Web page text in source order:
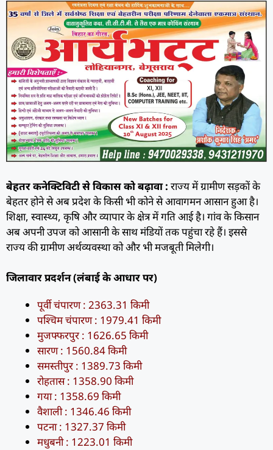
बेहतर कनेक्टिविटी से विकास को बढ़ावा : राज्य में ग्रामीण सड़कों के
बेहतर होने से अब प्रदेश के किसी भी कोने से आवागमन आसान हुआ है।
शिक्षा, स्वास्थ्य, कृषि और व्यापार के क्षेत्र में गति आई है। गांव के किसान
अब अपनी उपज को आसानी के साथ मंडियों तक पहुंचा रहे हैं। इससे
राज्य की ग्रामीण अर्थव्यवस्था को और भी मजबूती मिलेगी।
जिलावार प्रदर्शन (लंबाई के आधार पर)
पूर्वी चंपारण : 2363.31 किमी
पश्चिम चंपारण : 1979.41 किमी
मुजफ्फरपुर : 1626.65 किमी
सारण : 1560.84 किमी
समस्तीपुर : 1389.73 किमी
रोहतास : 1358.90 किमी
गया : 1358.69 किमी
वैशाली : 1346.46 किमी
पटना : 1327.37 किमी
मधुबनी : 1223.01 किमी